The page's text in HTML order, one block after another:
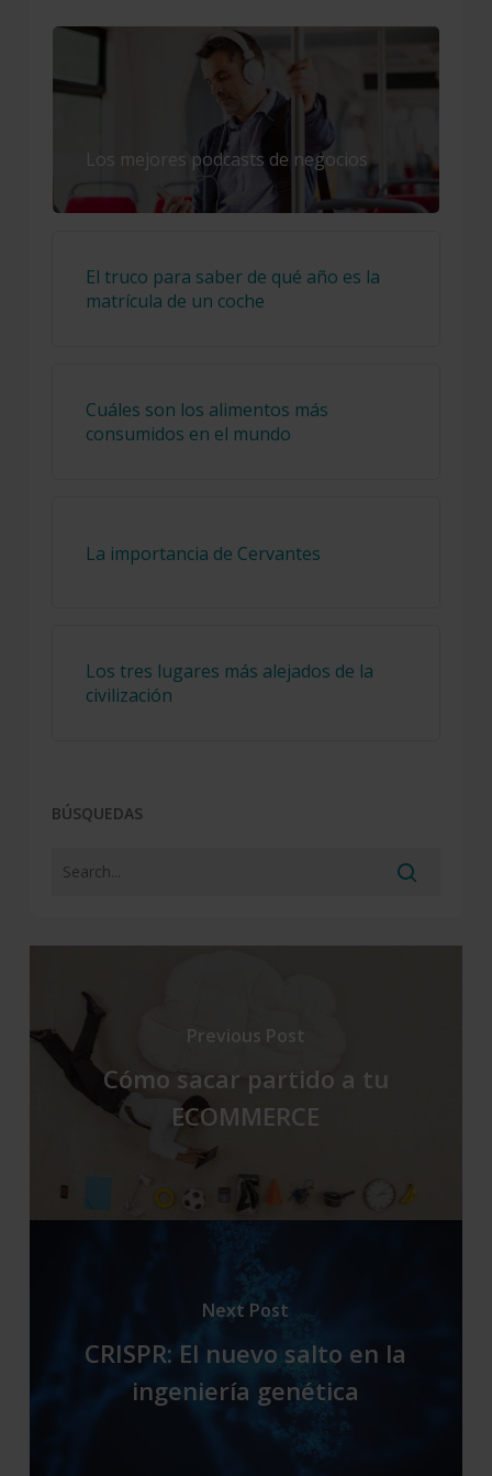
Los mejores podcasts de negocios
El truco para saber de qué año es la
matrícula de un coche
Cuáles son los alimentos más
consumidos en el mundo
La importancia de Cervantes
Los tres lugares más alejados de la
civilización
BÚSQUEDAS
Previous Post
Cómo sacar partido a tu
ECOMMERCE
Next Post
CRISPR: El nuevo salto en la
ingeniería genética